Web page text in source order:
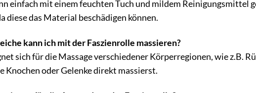
einfach mit einem feuchten Tuch und mildem Reinigungsmittel
diese das Material beschädigen können.
kann ich mit der Faszienrolle massieren?
sich für die Massage verschiedener Körperregionen, wie z.B.
Knochen oder Gelenke direkt massierst.